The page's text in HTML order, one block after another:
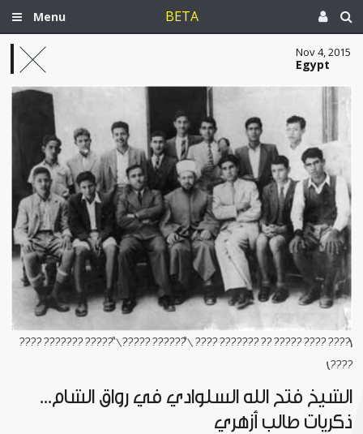
Menu BETA
Nov 4, 2015
Egypt
[???? ???? ????? ?? ??????? ???? \"?????? ?????\" ????? ??????? ????
????]
الشيخ فتح الله السلوادي في رواق الشام...
ذكريات طالب أزهري